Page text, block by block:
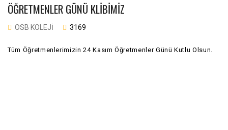
ÖĞRETMENLER GÜNÜ KLIBIMIZ
OSB KOLEJI 3169
Tüm Öğretmenlerimizin 24 Kasım Öğretmenler Günü Kutlu Olsun.